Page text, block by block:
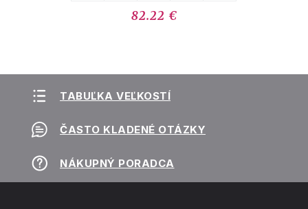
82.22 €
TABUĽKA VEĽKOSTÍ
ČASTO KLADENÉ OTÁZKY
NÁKUPNÝ PORADCA